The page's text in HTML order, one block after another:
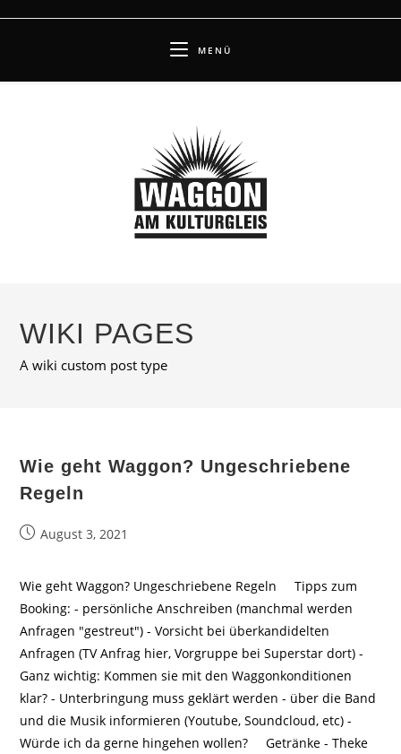
MENÜ
WIKI PAGES
A wiki custom post type
Wie geht Waggon? Ungeschriebene
Regeln
BeitragAugust 3, 2021
Wie geht Waggon? Ungeschriebene Regeln Tipps zum
Booking: - persönliche Anschreiben (manchmal werden
Anfragen "gestreut") - Vorsicht bei überkandidelten
Anfragen (TV Anfrag hier, Vorgruppe bei Superstar dort) -
Ganz wichtig: Kommen sie mit den Waggonkonditionen
klar? - Unterbringung muss geklärt werden - über die Band
und die Musik informieren (Youtube, Soundcloud, etc) -
Würde ich da gerne hingehen wollen? Getränke - Theke